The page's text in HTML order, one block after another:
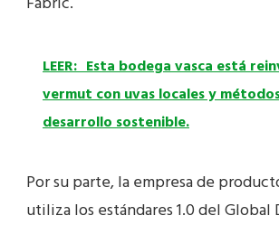
LEER: Esta bodega vasca está
vermut con uvas locales y
desarrollo sostenible.
Por su parte, la empresa de
utiliza los estándares 1.0 del Global